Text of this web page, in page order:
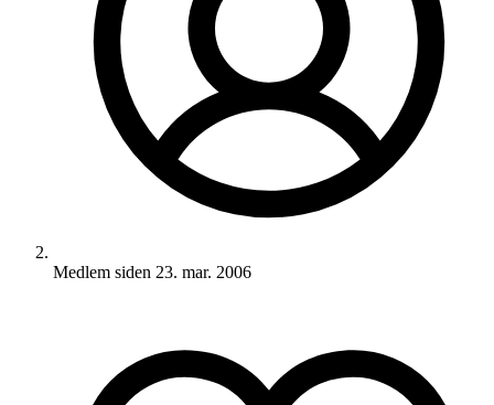
Medlem siden 23. mar. 2006